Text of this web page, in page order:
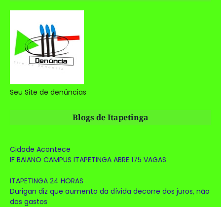
Seu Site de denúncias
Blogs de Itapetinga
Cidade Acontece
IF BAIANO CAMPUS ITAPETINGA ABRE 175 VAGAS
ITAPETINGA 24 HORAS
Durigan diz que aumento da dívida decorre dos juros, não
dos gastos